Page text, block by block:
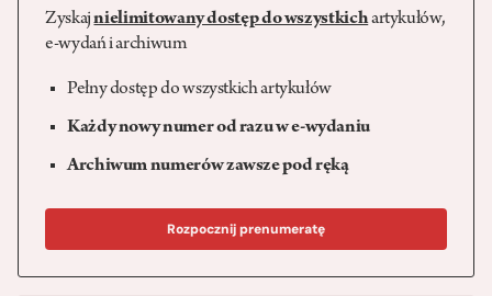
Zyskajnielimitowany dostęp do wszystkichartykułów,
e-wydań i archiwum
Pełny dostęp do wszystkich artykułów
Każdy nowy numer od razu w e-wydaniu
Archiwum numerów zawsze pod ręką
Rozpocznij prenumeratę